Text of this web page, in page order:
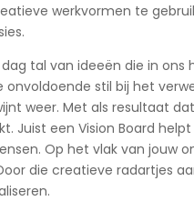
werkvormen te
tal van ideeën die in ons
stil bij het
weer. Met als resultaat
Juist een Vision Board
Op het vlak van jouw
die creatieve radartjes